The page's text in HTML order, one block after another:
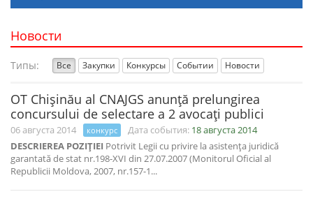
Новости
Типы: Все Закупки Конкурсы Событии Новости
OT Chişinău al CNAJGS anunţă prelungirea
concursului de selectare a 2 avocaţi publici
06 августа 2014 конкурс Дата события: 18 августа 2014
DESCRIEREA POZIŢIEI Potrivit Legii cu privire la asistenţa juridică
garantată de stat nr.198-XVI din 27.07.2007 (Monitorul Oficial al
Republicii Moldova, 2007, nr.157-1...